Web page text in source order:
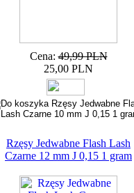
Cena: 49,99 PLN
25,00 PLN
Rzęsy Jedwabne Flash Lash
Czarne 12 mm J 0,15 1 gram